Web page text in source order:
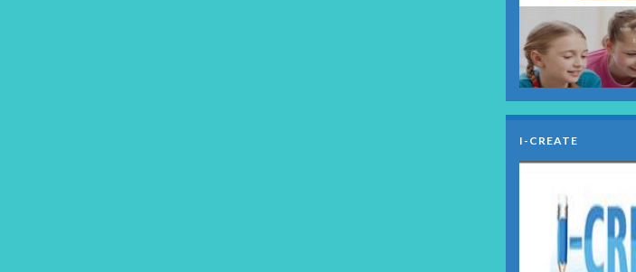
I-CREATE